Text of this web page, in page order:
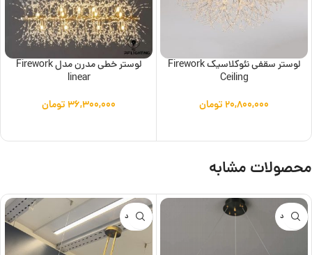
لوستر سقفی نئوکلاسیک Firework
Ceiling
۲۰,۸۰۰,۰۰۰تومان
لوستر خطی مدرن مدل Firework
linear
۳۶,۳۰۰,۰۰۰تومان
محصولات مشابه
ناموجود ناموجود